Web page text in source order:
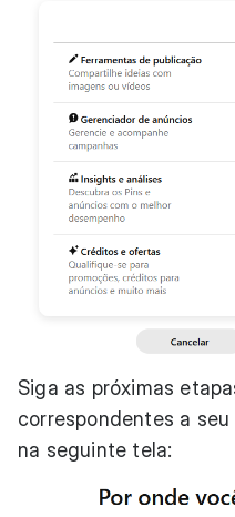
Siga as próximas
correspondentes a
na seguinte tela: